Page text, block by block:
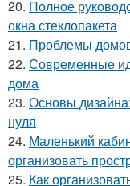
20. Полное
окна стеклопакета
21. Проблемы
22. Современные
дома
23. Основы
нуля
24. Маленький
организовать
25. Как